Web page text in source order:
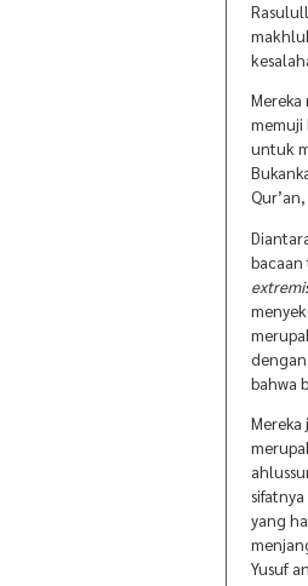
memuji
untuk
bacaan
bahwa
Mereka
sifatnya
yang
Yusuf